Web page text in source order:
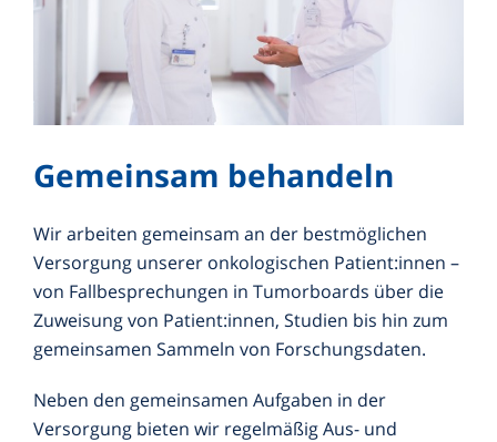
Gemeinsam behandeln
Wir arbeiten gemeinsam an der bestmöglichen
Versorgung unserer onkologischen Patient:innen –
von Fallbesprechungen in Tumorboards über die
Zuweisung von Patient:innen, Studien bis hin zum
gemeinsamen Sammeln von Forschungsdaten.
Neben den gemeinsamen Aufgaben in der
Versorgung bieten wir regelmäßig Aus- und